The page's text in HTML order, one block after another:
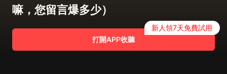
嘛，您留言爆多少）
打開APP收聽
新人領7天免費試用